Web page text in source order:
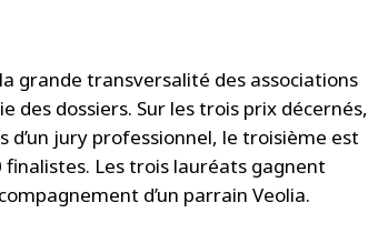
grande transversalité des associations
des dossiers. Sur les trois prix décernés,
jury professionnel, le troisième est
Les trois lauréats gagnent
d’un parrain Veolia.